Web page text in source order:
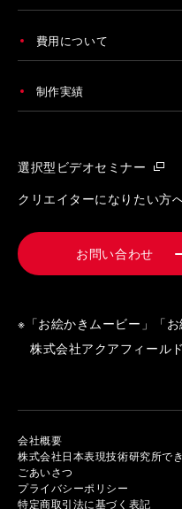
費用について
制作実績
選択型ビデオセミナー
クリエイターになりたい方
お問い合わせ
※「お絵かきムービー」「
株式会社アクアフィール
会社概要
株式会社日本表現技術研究所で
ごあいさつ
プライバシーポリシー
特定商取引法に基づく表記